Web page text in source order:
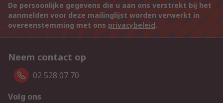
De persoonlijke gegevens die u aan ons verstrekt bij het
aanmelden voor deze mailinglijst worden verwerkt in
overeenstemming met ons privacybeleid.
Neem contact op
02 528 07 70
Volg ons